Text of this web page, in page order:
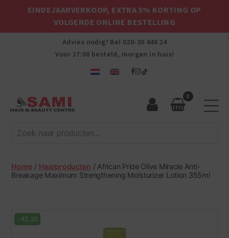
EINDEJAARVERKOOP, EXTRA 5% KORTING OP
VOLGENDE ONLINE BESTELLING
Advies nodig? Bel 020-30 446 24
Voor 17:00 besteld, morgen in huis!
Afro
Hair
Beauty
Centre
0
Home / Haarproducten / African Pride Olive Miracle Anti-
Breakage Maximum Strengthening Moisturizer Lotion 355ml
-€1.20